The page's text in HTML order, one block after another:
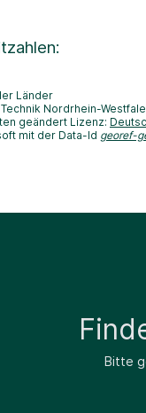
Länder
Nordrhein-
geändert Lizenz:
mit der Data-Id georef-
Bitte